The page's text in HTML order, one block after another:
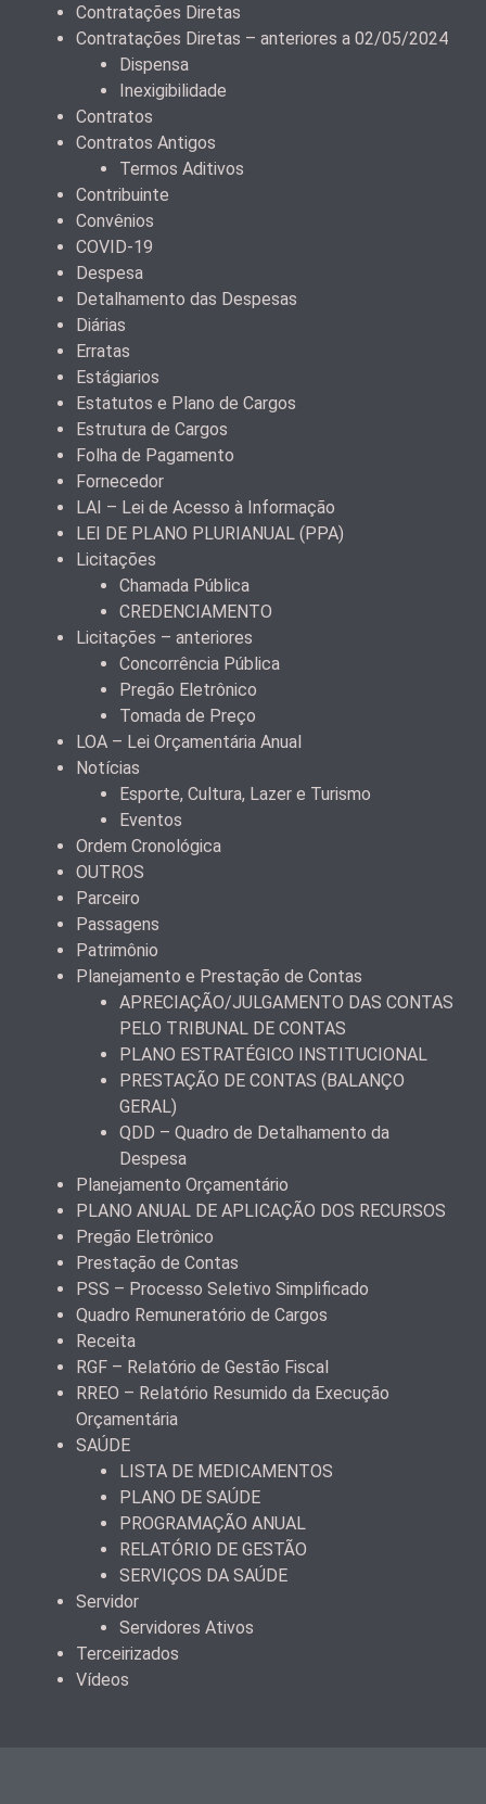
Contratações Diretas
Contratações Diretas – anteriores a 02/05/2024
Dispensa
Inexigibilidade
Contratos
Contratos Antigos
Termos Aditivos
Contribuinte
Convênios
COVID-19
Despesa
Detalhamento das Despesas
Diárias
Erratas
Estágiarios
Estatutos e Plano de Cargos
Estrutura de Cargos
Folha de Pagamento
Fornecedor
LAI – Lei de Acesso à Informação
LEI DE PLANO PLURIANUAL (PPA)
Licitações
Chamada Pública
CREDENCIAMENTO
Licitações – anteriores
Concorrência Pública
Pregão Eletrônico
Tomada de Preço
LOA – Lei Orçamentária Anual
Notícias
Esporte, Cultura, Lazer e Turismo
Eventos
Ordem Cronológica
OUTROS
Parceiro
Passagens
Patrimônio
Planejamento e Prestação de Contas
APRECIAÇÃO/JULGAMENTO DAS CONTAS
PELO TRIBUNAL DE CONTAS
PLANO ESTRATÉGICO INSTITUCIONAL
PRESTAÇÃO DE CONTAS (BALANÇO
GERAL)
QDD – Quadro de Detalhamento da
Despesa
Planejamento Orçamentário
PLANO ANUAL DE APLICAÇÃO DOS RECURSOS
Pregão Eletrônico
Prestação de Contas
PSS – Processo Seletivo Simplificado
Quadro Remuneratório de Cargos
Receita
RGF – Relatório de Gestão Fiscal
RREO – Relatório Resumido da Execução
Orçamentária
SAÚDE
LISTA DE MEDICAMENTOS
PLANO DE SAÚDE
PROGRAMAÇÃO ANUAL
RELATÓRIO DE GESTÃO
SERVIÇOS DA SAÚDE
Servidor
Servidores Ativos
Terceirizados
Vídeos